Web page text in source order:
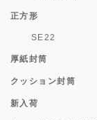
正方形
SE22
厚紙封筒
クッション封筒
新入荷